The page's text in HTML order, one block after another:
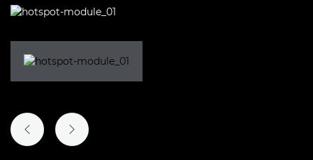
EELMINE SLAIDJÄRGMINE SLAID